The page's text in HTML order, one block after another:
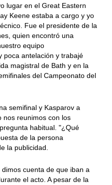
lugar en el Great Eastern
Keene estaba a cargo y yo
Fue el presidente de la
quien encontró una
equipo
poca antelación y trabajé
magistral de Bath y en la
del Campeonato del
semifinal y Kasparov a
nos reunimos con los
habitual. "¿Qué
de la persona
la publicidad.
cuenta de que iban a
el acto. A pesar de la